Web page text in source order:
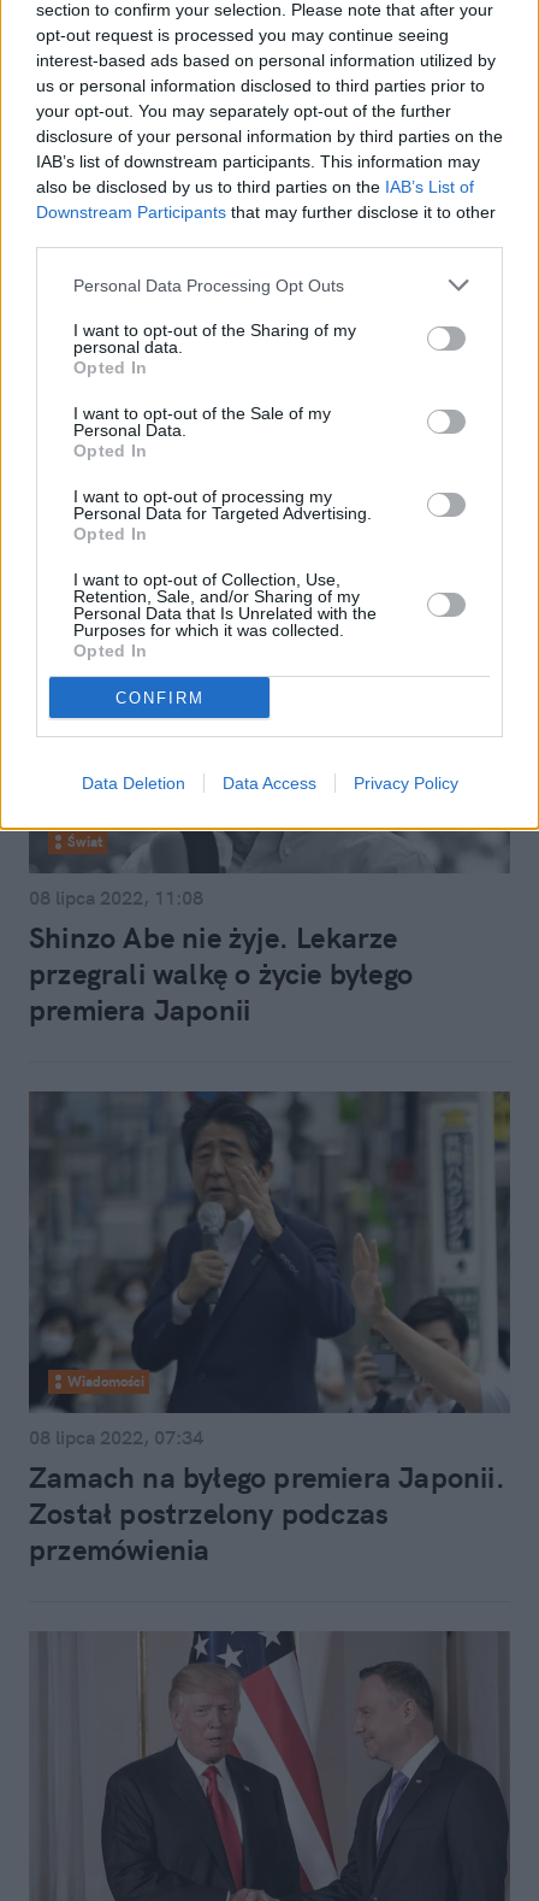
section to confirm your selection. Please note that after your
opt-out request is processed you may continue seeing
interest-based ads based on personal information utilized by
us or personal information disclosed to third parties prior to
your opt-out. You may separately opt-out of the further
disclosure of your personal information by third parties on the
IAB’s list of downstream participants. This information may
also be disclosed by us to third parties on the IAB’s List of
Downstream Participants that may further disclose it to other
Personal Data Processing Opt Outs
I want to opt-out of the Sharing of my
personal data.
Opted In
I want to opt-out of the Sale of my
Personal Data.
Opted In
I want to opt-out of processing my
Personal Data for Targeted Advertising.
Opted In
I want to opt-out of Collection, Use,
Retention, Sale, and/or Sharing of my
Personal Data that Is Unrelated with the
Purposes for which it was collected.
Opted In
CONFIRM
Data Deletion Data Access Privacy Policy
08 lipca 2022, 13:12
Premier Morawiecki zabrał głos po
zamachu na Shinzo Abe. "Jestem
głęboko zszokowany"
Świat
08 lipca 2022, 11:08
Shinzo Abe nie żyje. Lekarze
przegrali walkę o życie byłego
premiera Japonii
Wiadomości
08 lipca 2022, 07:34
Zamach na byłego premiera Japonii.
Został postrzelony podczas
przemówienia